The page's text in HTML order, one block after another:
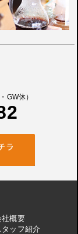
GW休）
社概要
タッフ紹介